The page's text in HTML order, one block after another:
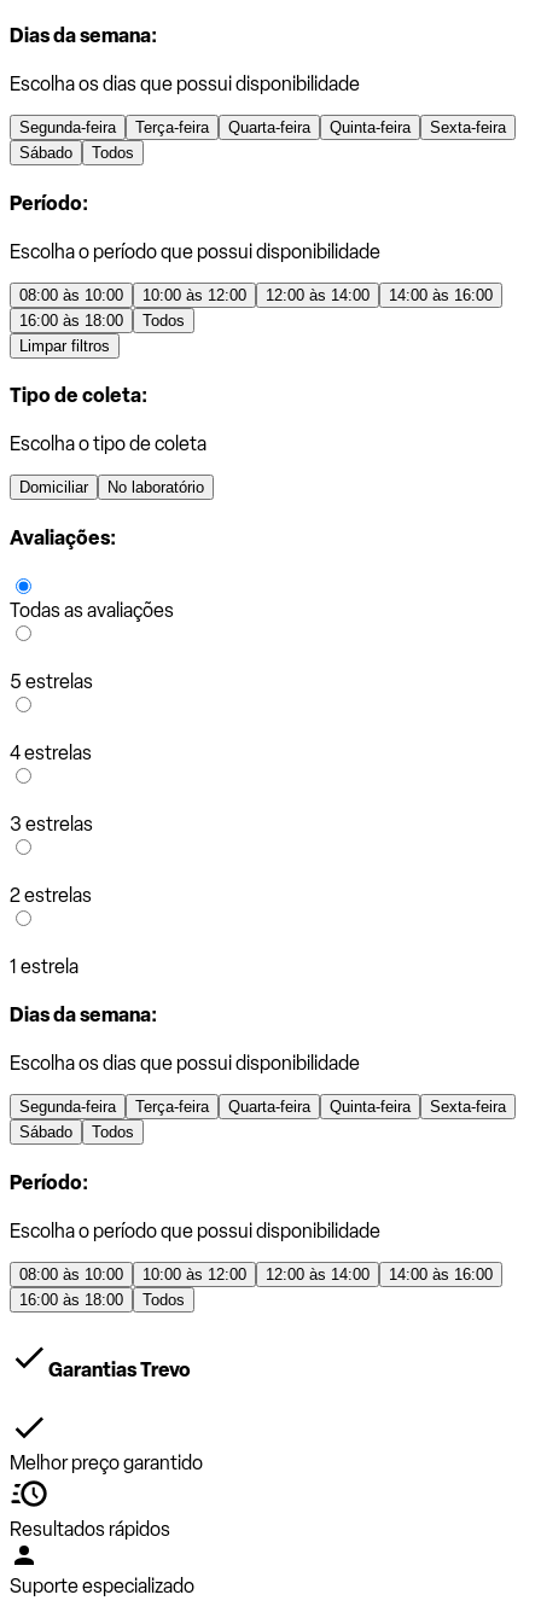
Dias da semana:
Escolha os dias que possui disponibilidade
Segunda-feira Terça-feira Quarta-feira Quinta-feira
Sexta-feira
Sábado
Todos
Período:
Escolha o período que possui disponibilidade
08:00 às 10:00 10:00 às 12:00 12:00 às 14:00
14:00 às 16:00
16:00 às 18:00
Todos
Limpar filtros
Tipo de coleta:
Escolha o tipo de coleta
Domiciliar No laboratório
Avaliações:
Todas as avaliações
5 estrelas
4 estrelas
3 estrelas
2 estrelas
1 estrela
Dias da semana:
Escolha os dias que possui disponibilidade
Segunda-feira Terça-feira Quarta-feira Quinta-feira
Sexta-feira
Sábado
Todos
Período:
Escolha o período que possui disponibilidade
08:00 às 10:00 10:00 às 12:00 12:00 às 14:00
14:00 às 16:00
16:00 às 18:00
Todos
Garantias Trevo
Melhor preço garantido
Resultados rápidos
Suporte especializado